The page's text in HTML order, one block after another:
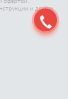
и других